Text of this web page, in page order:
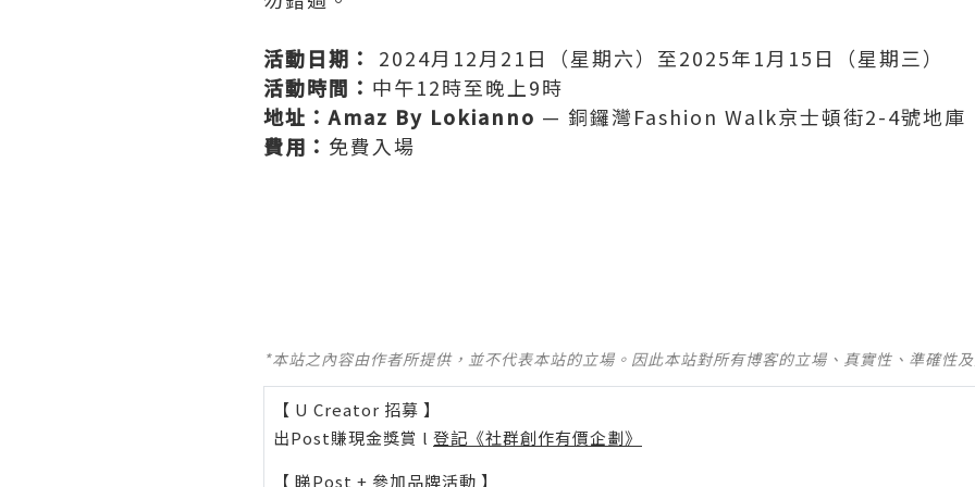
活動日期： 2024月12月21日（星期六）至2025年1月15日（星期三）
活動時間： 中午12時至晚上9時
地址：Amaz By Lokianno — 銅鑼灣Fashion Walk京士頓街2-4號地庫
費用： 免費入場
*本站之內容由作者所提供，並不代表本站的立場。因此本站對所有博客的立場、真實性、準確性
【 U Creator 招募 】
出Post賺現金獎賞 l 登記《社群創作有價企劃》
【 睇Post + 參加品牌活動 】